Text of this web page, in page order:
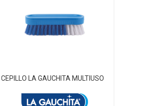
CEPILLO LA GAUCHITA MULTIUSO